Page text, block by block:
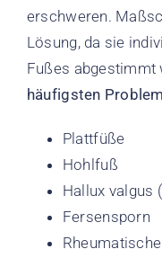
erschweren.
Lösung, da sie
Fußes abgestimmt
häufigsten
Plattfüße
Hohlfuß
Hallux valgus
Fersensporn